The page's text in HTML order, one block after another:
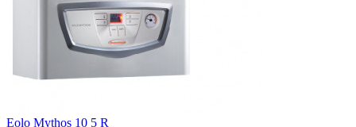
Eolo Mythos 10 5 R